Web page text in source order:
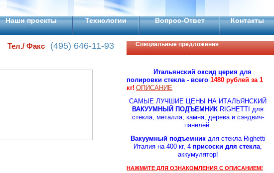
Наши проекты Технологии Вопрос-Ответ Контакты
Тел./ Факс (495) 646-11-93 Специальные предложения
Итальянский оксид церия для
полировки стекла - всего 1480 рублей за 1
кг! ОПИСАНИЕ
CАМЫЕ ЛУЧШИЕ ЦЕНЫ НА ИТАЛЬЯНСКИЙ
ВАКУУМНЫЙ ПОДЪЕМНИК RIGHETTI для
стекла, металла, камня, дерева и сэндвич-
панелей.
Вакуумный подъемникдля стекла Righetti
Италия на 400 кг, 4 присоски для стекла,
аккумулятор!
НАЖМИТЕ ДЛЯ ОЗНАКОМЛЕНИЯ С ОПИСАНИЕМ!